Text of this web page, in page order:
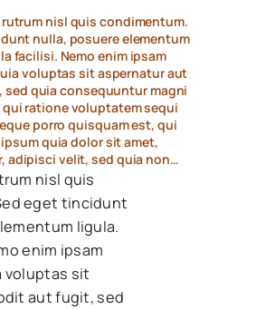
nisl quis condimentum.
nulla, posuere elementum
facilisi. Nemo enim ipsam
voluptas sit aspernatur aut
quia consequuntur magni
ratione voluptatem sequi
porro quisquam est, qui
quia dolor sit amet,
adipisci velit, sed quia non…
nisl quis
eget tincidunt
ligula.
enim ipsam
voluptas sit
aut fugit, sed